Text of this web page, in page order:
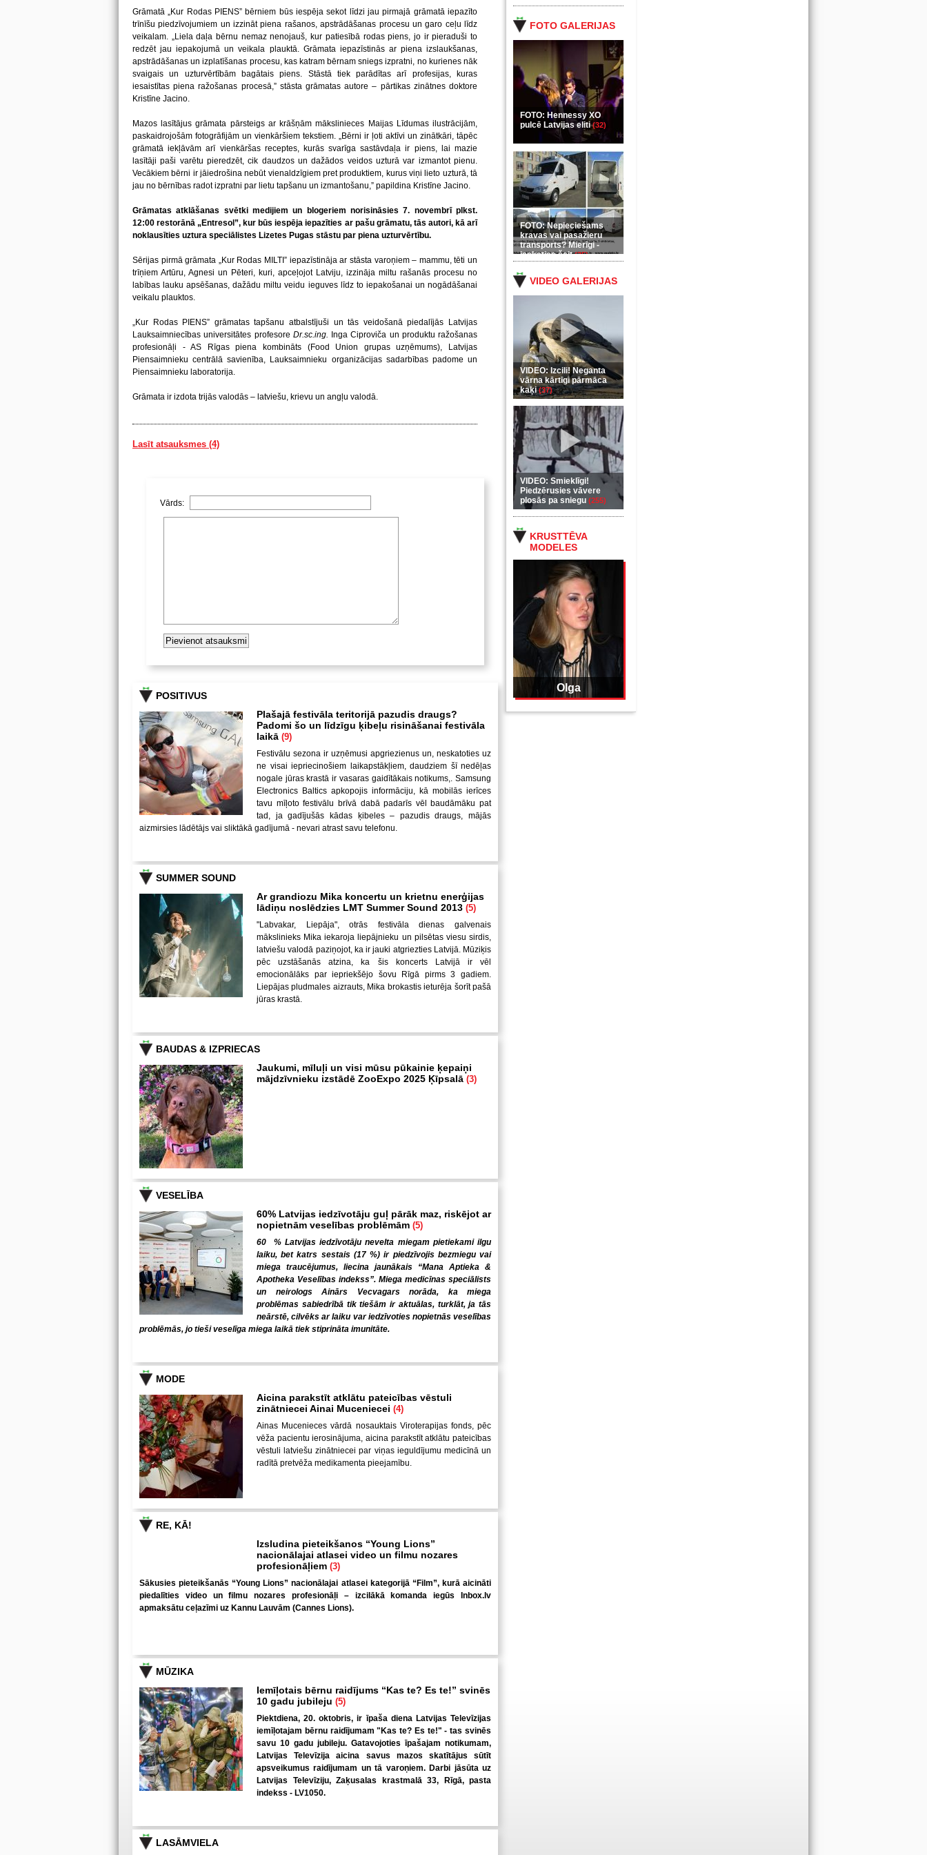
FOTO GALERIJAS
FOTO: Hennessy XO
pulcē Latvijas eliti(32)
FOTO: Nepieciešams
kravas vai pasažieru
transports? Mierīgi -
ieskaties šeit(35)
VIDEO GALERIJAS
VIDEO: Izcili! Neganta
vārna kārtīgi pārmāca
kaķi(37)
VIDEO: Smieklīgi!
Piedzērusies vāvere
plosās pa sniegu (255)
KRUSTTĒVA
MODELES
Olga
Grāmatā „Kur Rodas PIENS” bērniem būs iespēja sekot līdzi jau pirmajā grāmatā iepazīto
trīnīšu piedzīvojumiem un izzināt piena rašanos, apstrādāšanas procesu un garo ceļu līdz
veikalam. „Liela daļa bērnu nemaz nenojauš, kur patiesībā rodas piens, jo ir pieraduši to
redzēt jau iepakojumā un veikala plauktā. Grāmata iepazīstinās ar piena izslaukšanas,
apstrādāšanas un izplatīšanas procesu, kas katram bērnam sniegs izpratni, no kurienes nāk
svaigais un uzturvērtībām bagātais piens. Stāstā tiek parādītas arī profesijas, kuras
iesaistītas piena ražošanas procesā,” stāsta grāmatas autore – pārtikas zinātnes doktore
Kristīne Jacino.
Mazos lasītājus grāmata pārsteigs ar krāšņām mākslinieces Maijas Līdumas ilustrācijām,
paskaidrojošām fotogrāfijām un vienkāršiem tekstiem. „Bērni ir ļoti aktīvi un zinātkāri, tāpēc
grāmatā iekļāvām arī vienkāršas receptes, kurās svarīga sastāvdaļa ir piens, lai mazie
lasītāji paši varētu pieredzēt, cik daudzos un dažādos veidos uzturā var izmantot pienu.
Vecākiem bērni ir jāiedrošina nebūt vienaldzīgiem pret produktiem, kurus viņi lieto uzturā, tā
jau no bērnības radot izpratni par lietu tapšanu un izmantošanu,” papildina Kristīne Jacino.
Grāmatas atklāšanas svētki medijiem un blogeriem norisināsies 7. novembrī plkst.
12:00 restorānā „Entresol”, kur būs iespēja iepazīties ar pašu grāmatu, tās autori, kā arī
noklausīties uztura speciālistes Lizetes Pugas stāstu par piena uzturvērtību.
Sērijas pirmā grāmata „Kur Rodas MILTI” iepazīstināja ar stāsta varoņiem – mammu, tēti un
trīņiem Artūru, Agnesi un Pēteri, kuri, apceļojot Latviju, izzināja miltu rašanās procesu no
labības lauku apsēšanas, dažādu miltu veidu ieguves līdz to iepakošanai un nogādāšanai
veikalu plauktos.
„Kur Rodas PIENS” grāmatas tapšanu atbalstījuši un tās veidošanā piedalījās Latvijas
Lauksaimniecības universitātes profesore Dr.sc.ing. Inga Ciproviča un produktu ražošanas
profesionāļi - AS Rīgas piena kombināts (Food Union grupas uzņēmums), Latvijas
Piensaimnieku centrālā savienība, Lauksaimnieku organizācijas sadarbības padome un
Piensaimnieku laboratorija.
Grāmata ir izdota trijās valodās – latviešu, krievu un angļu valodā.
Lasīt atsauksmes (4)
Vārds:
POSITIVUS
Plašajā festivāla teritorijā pazudis draugs?
Padomi šo un līdzīgu ķibeļu risināšanai festivāla
laikā (9)
Festivālu sezona ir uzņēmusi apgriezienus un, neskatoties uz
ne visai iepriecinošiem laikapstākļiem, daudziem šī nedēļas
nogale jūras krastā ir vasaras gaidītākais notikums,. Samsung
Electronics Baltics apkopojis informāciju, kā mobilās ierīces
tavu mīļoto festivālu brīvā dabā padarīs vēl baudāmāku pat
tad, ja gadījušās kādas ķibeles – pazudis draugs, mājās
aizmirsies lādētājs vai sliktākā gadījumā - nevari atrast savu telefonu.
SUMMER SOUND
Ar grandiozu Mika koncertu un krietnu enerģijas
lādiņu noslēdzies LMT Summer Sound 2013 (5)
"Labvakar, Liepāja", otrās festivāla dienas galvenais
mākslinieks Mika iekaroja liepājnieku un pilsētas viesu sirdis,
latviešu valodā paziņojot, ka ir jauki atgriezties Latvijā. Mūziķis
pēc uzstāšanās atzina, ka šis koncerts Latvijā ir vēl
emocionālāks par iepriekšējo šovu Rīgā pirms 3 gadiem.
Liepājas pludmales aizrauts, Mika brokastis ieturēja šorīt pašā
jūras krastā.
BAUDAS & IZPRIECAS
Jaukumi, mīluļi un visi mūsu pūkainie ķepaiņi
mājdzīvnieku izstādē ZooExpo 2025 Ķīpsalā (3)
VESELĪBA
60% Latvijas iedzīvotāju guļ pārāk maz, riskējot ar
nopietnām veselības problēmām (5)
60 % Latvijas iedzīvotāju nevelta miegam pietiekami ilgu
laiku, bet katrs sestais (17 %) ir piedzīvojis bezmiegu vai
miega traucējumus, liecina jaunākais “Mana Aptieka &
Apotheka Veselības indekss”. Miega medicīnas speciālists
un neirologs Ainārs Vecvagars norāda, ka miega
problēmas sabiedrībā tik tiešām ir aktuālas, turklāt, ja tās
neārstē, cilvēks ar laiku var iedzīvoties nopietnās veselības
problēmās, jo tieši veselīga miega laikā tiek stiprināta imunitāte.
MODE
Aicina parakstīt atklātu pateicības vēstuli
zinātniecei Ainai Muceniecei (4)
Ainas Mucenieces vārdā nosauktais Viroterapijas fonds, pēc
vēža pacientu ierosinājuma, aicina parakstīt atklātu pateicības
vēstuli latviešu zinātniecei par viņas ieguldījumu medicīnā un
radītā pretvēža medikamenta pieejamību.
RE, KĀ!
Izsludina pieteikšanos “Young Lions”
nacionālajai atlasei video un filmu nozares
profesionāļiem (3)
Sākusies pieteikšanās “Young Lions” nacionālajai atlasei kategorijā “Film”, kurā aicināti
piedalīties video un filmu nozares profesionāļi – izcilākā komanda iegūs Inbox.lv
apmaksātu ceļazīmi uz Kannu Lauvām (Cannes Lions).
MŪZIKA
Iemīļotais bērnu raidījums “Kas te? Es te!” svinēs
10 gadu jubileju (5)
Piektdiena, 20. oktobris, ir īpaša diena Latvijas Televīzijas
iemīļotajam bērnu raidījumam "Kas te? Es te!" - tas svinēs
savu 10 gadu jubileju. Gatavojoties īpašajam notikumam,
Latvijas Televīzija aicina savus mazos skatītājus sūtīt
apsveikumus raidījumam un tā varoņiem. Darbi jāsūta uz
Latvijas Televīziju, Zaķusalas krastmalā 33, Rīgā, pasta
indekss - LV1050.
LASĀMVIELA